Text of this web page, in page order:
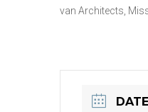
van Architects,
DATE